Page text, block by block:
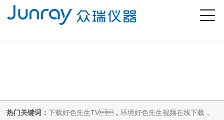
好色先生污版,下载好色先生TV,好色先生视频在线下载,好色先生黄版
热门关键词：下载好色先生TV，环境好色先生视频在线下载，